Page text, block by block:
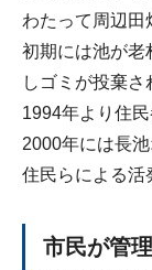
わたって周辺田
初期には池が老
しゴミが投棄
1994年より住
2000年には長
住民らによる活
市民が管